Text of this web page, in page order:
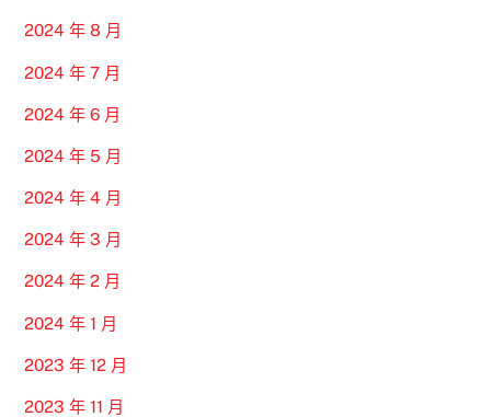
2024 年 8 月
2024 年 7 月
2024 年 6 月
2024 年 5 月
2024 年 4 月
2024 年 3 月
2024 年 2 月
2024 年 1 月
2023 年 12 月
2023 年 11 月